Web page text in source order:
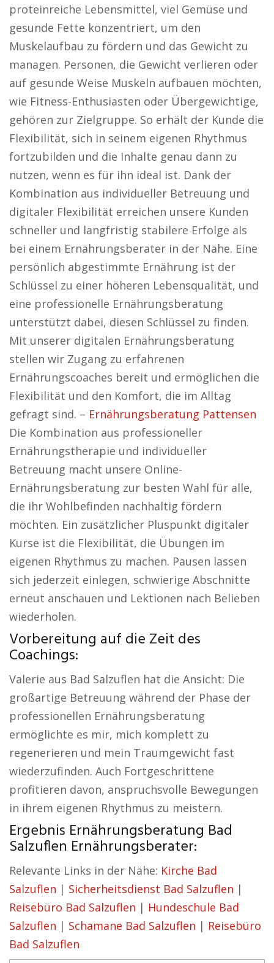
proteinreiche Lebensmittel, viel Gemüse und
gesunde Fette konzentriert, um den
Muskelaufbau zu fördern und das Gewicht zu
managen. Personen, die Gewicht verlieren oder
auf gesunde Weise Muskeln aufbauen möchten,
wie Fitness-Enthusiasten oder Übergewichtige,
gehören zur Zielgruppe. So erhält der Kunde die
Flexibilität, sich in seinem eigenen Rhythmus
fortzubilden und die Inhalte genau dann zu
nutzen, wenn es für ihn ideal ist. Dank der
Kombination aus individueller Betreuung und
digitaler Flexibilität erreichen unsere Kunden
schneller und langfristig stabilere Erfolge als
bei einem Ernährungsberater in der Nähe. Eine
persönlich abgestimmte Ernährung ist der
Schlüssel zu einer höheren Lebensqualität, und
eine professionelle Ernährungsberatung
unterstützt dabei, diesen Schlüssel zu finden.
Mit unserer digitalen Ernährungsberatung
stellen wir Zugang zu erfahrenen
Ernährungscoaches bereit und ermöglichen die
Flexibilität und den Komfort, die im Alltag
gefragt sind. – Ernährungsberatung Pattensen
Die Kombination aus professioneller
Ernährungstherapie und individueller
Betreuung macht unsere Online-
Ernährungsberatung zur besten Wahl für alle,
die ihr Wohlbefinden nachhaltig fördern
möchten. Ein zusätzlicher Pluspunkt digitaler
Kurse ist die Flexibilität, die Übungen im
eigenen Rhythmus zu machen. Pausen lassen
sich jederzeit einlegen, schwierige Abschnitte
erneut anschauen und Lektionen nach Belieben
wiederholen.
Vorbereitung auf die Zeit des
Coachings:
Valerie aus Bad Salzuflen hat die Ansicht: Die
großartige Betreuung während der Phase der
professionellen Ernährungsberatung
ermöglichte es mir, mich komplett zu
regenerieren und mein Traumgewicht fast
wiederzufinden. Auch Fortgeschrittene
profitieren davon, anspruchsvolle Bewegungen
in ihrem eigenen Rhythmus zu meistern.
Ergebnis Ernährungsberatung Bad
Salzuflen Ernährungsberater:
Relevante Links in der Nähe: Kirche Bad
Salzuflen | Sicherheitsdienst Bad Salzuflen |
Reisebüro Bad Salzuflen | Hundeschule Bad
Salzuflen | Schamane Bad Salzuflen | Reisebüro
Bad Salzuflen